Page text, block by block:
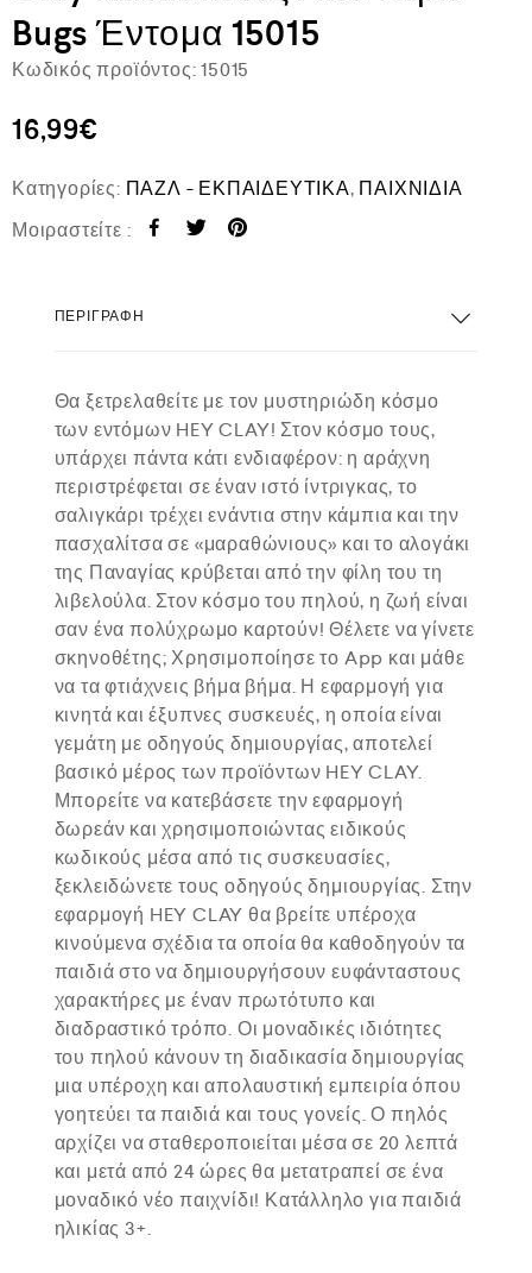
Bugs Έντομα 15015
Κωδικός προϊόντος: 15015
16,99€
Κατηγορίες: ΠΑΖΛ - ΕΚΠΑΙΔΕΥΤΙΚΑ, ΠΑΙΧΝΙΔΙΑ
Μοιραστείτε :
ΠΕΡΙΓΡΑΦΉ
Θα ξετρελαθείτε με τον μυστηριώδη κόσμο
των εντόμων HEY CLAY! Στον κόσμο τους,
υπάρχει πάντα κάτι ενδιαφέρον: η αράχνη
περιστρέφεται σε έναν ιστό ίντριγκας, το
σαλιγκάρι τρέχει ενάντια στην κάμπια και την
πασχαλίτσα σε «μαραθώνιους» και το αλογάκι
της Παναγίας κρύβεται από την φίλη του τη
λιβελούλα. Στον κόσμο του πηλού, η ζωή είναι
σαν ένα πολύχρωμο καρτούν! Θέλετε να γίνετε
σκηνοθέτης; Χρησιμοποίησε το App και μάθε
να τα φτιάχνεις βήμα βήμα. Η εφαρμογή για
κινητά και έξυπνες συσκευές, η οποία είναι
γεμάτη με οδηγούς δημιουργίας, αποτελεί
βασικό μέρος των προϊόντων HEY CLAY.
Μπορείτε να κατεβάσετε την εφαρμογή
δωρεάν και χρησιμοποιώντας ειδικούς
κωδικούς μέσα από τις συσκευασίες,
ξεκλειδώνετε τους οδηγούς δημιουργίας. Στην
εφαρμογή HEY CLAY θα βρείτε υπέροχα
κινούμενα σχέδια τα οποία θα καθοδηγούν τα
παιδιά στο να δημιουργήσουν ευφάνταστους
χαρακτήρες με έναν πρωτότυπο και
διαδραστικό τρόπο. Οι μοναδικές ιδιότητες
του πηλού κάνουν τη διαδικασία δημιουργίας
μια υπέροχη και απολαυστική εμπειρία όπου
γοητεύει τα παιδιά και τους γονείς. Ο πηλός
αρχίζει να σταθεροποιείται μέσα σε 20 λεπτά
και μετά από 24 ώρες θα μετατραπεί σε ένα
μοναδικό νέο παιχνίδι! Κατάλληλο για παιδιά
ηλικίας 3+.